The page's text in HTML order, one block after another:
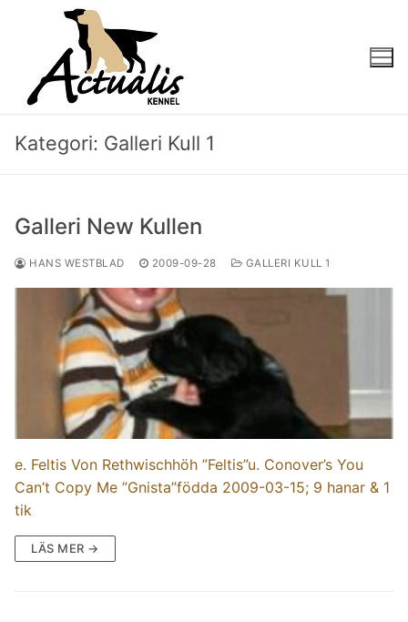
Kategori: Galleri Kull 1
Galleri New Kullen
HANS WESTBLAD 2009-09-28 GALLERI KULL 1
e. Feltis Von Rethwischhöh ”Feltis”u. Conover’s You
Can’t Copy Me ”Gnista”födda 2009-03-15; 9 hanar & 1
tik
LÄS MER →